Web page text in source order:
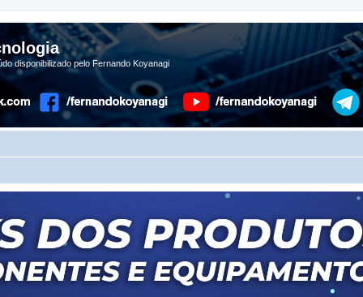
disponibilizado pelo Fernando Koyanagi